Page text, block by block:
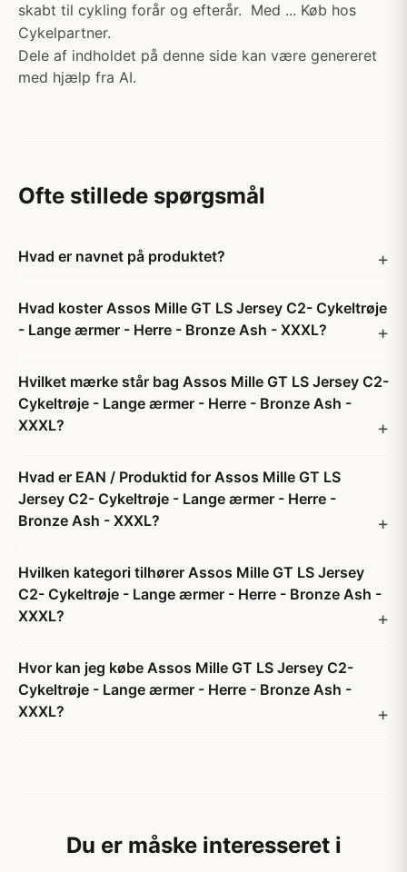
skabt til cykling forår og efterår. Med ... Køb hos
Cykelpartner.
Dele af indholdet på denne side kan være genereret
med hjælp fra AI.
Ofte stillede spørgsmål
Hvad er navnet på produktet?
Hvad koster Assos Mille GT LS Jersey C2- Cykeltrøje
- Lange ærmer - Herre - Bronze Ash - XXXL?
Hvilket mærke står bag Assos Mille GT LS Jersey C2-
Cykeltrøje - Lange ærmer - Herre - Bronze Ash -
XXXL?
Hvad er EAN / Produktid for Assos Mille GT LS
Jersey C2- Cykeltrøje - Lange ærmer - Herre -
Bronze Ash - XXXL?
Hvilken kategori tilhører Assos Mille GT LS Jersey
C2- Cykeltrøje - Lange ærmer - Herre - Bronze Ash -
XXXL?
Hvor kan jeg købe Assos Mille GT LS Jersey C2-
Cykeltrøje - Lange ærmer - Herre - Bronze Ash -
XXXL?
Du er måske interesseret i